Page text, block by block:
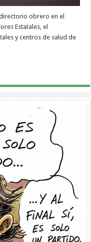
obrero en el
Estatales, el
y centros de salud de